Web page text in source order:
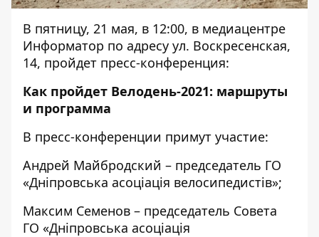
В пятницу, 21 мая, в 12:00, в медиацентре
Информатор по адресу ул. Воскресенская,
14, пройдет пресс-конференция:
Как пройдет Велодень-2021: маршруты
и программа
В пресс-конференции примут участие:
Андрей Майбродский – председатель ГО
«Дніпровська асоціація велосипедистів»;
Максим Семенов – председатель Совета
ГО «Дніпровська асоціація